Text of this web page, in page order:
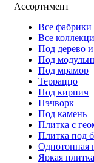
Ассортимент
Все фабрики
Все
Под дерево
Под
Под мрамор
Терраццо
Под кирпич
Пэчворк
Под камень
Плитка с
Плитка под
Однотонная
Яркая плитка